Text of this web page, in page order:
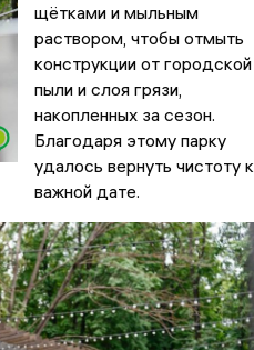
щётками и мыльным
раствором, чтобы отмыть
конструкции от городской
пыли и слоя грязи,
накопленных за сезон.
Благодаря этому парку
удалось вернуть чистоту к
важной дате.